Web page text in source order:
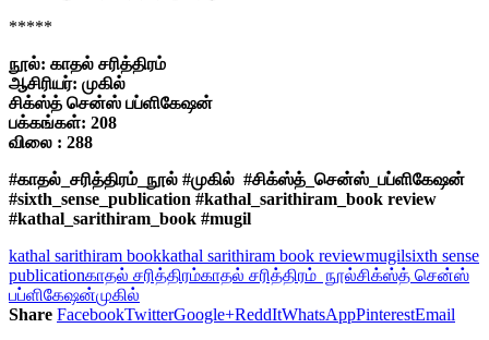
*****
நூல்: காதல் சரித்திரம்
ஆசிரியர்: முகில்
சிக்ஸ்த் சென்ஸ் பப்ளிகேஷன்
பக்கங்கள்: 208
விலை : 288
#காதல்_சரித்திரம்_நூல் #முகில் #சிக்ஸ்த்_சென்ஸ்_பப்ளிகேஷன்
#sixth_sense_publication #kathal_sarithiram_book review
#kathal_sarithiram_book #mugil
kathal sarithiram bookkathal sarithiram book reviewmugilsixth sense
publicationகாதல் சரித்திரம்காதல் சரித்திரம் நூல்சிக்ஸ்த் சென்ஸ்
பப்ளிகேஷன்முகில்
Share FacebookTwitterGoogle+ReddItWhatsAppPinterestEmail